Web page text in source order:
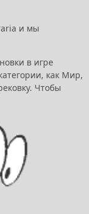
и мы
в игре
как Мир,
Чтобы